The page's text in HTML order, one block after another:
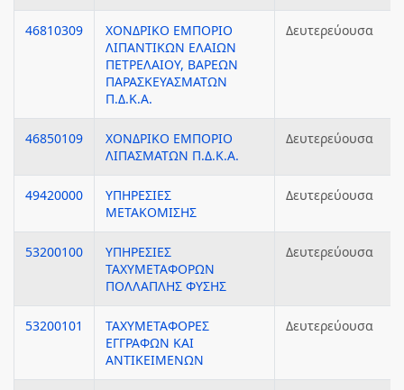
46810309
ΧΟΝΔΡΙΚΟ ΕΜΠΟΡΙΟ
ΛΙΠΑΝΤΙΚΩΝ ΕΛΑΙΩΝ
ΠΕΤΡΕΛΑΙΟΥ, ΒΑΡΕΩΝ
ΠΑΡΑΣΚΕΥΑΣΜΑΤΩΝ
Π.Δ.Κ.Α.
Δευτερεύουσα
46850109
ΧΟΝΔΡΙΚΟ ΕΜΠΟΡΙΟ
ΛΙΠΑΣΜΑΤΩΝ Π.Δ.Κ.Α.
Δευτερεύουσα
49420000
ΥΠΗΡΕΣΙΕΣ
ΜΕΤΑΚΟΜΙΣΗΣ
Δευτερεύουσα
53200100
ΥΠΗΡΕΣΙΕΣ
ΤΑΧΥΜΕΤΑΦΟΡΩΝ
ΠΟΛΛΑΠΛΗΣ ΦΥΣΗΣ
Δευτερεύουσα
53200101
ΤΑΧΥΜΕΤΑΦΟΡΕΣ
ΕΓΓΡΑΦΩΝ ΚΑΙ
ΑΝΤΙΚΕΙΜΕΝΩΝ
Δευτερεύουσα